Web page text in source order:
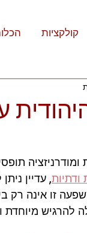
קולקציות
ודתיות, עדיין
זו אינה רק
להרגיש מיוחדת